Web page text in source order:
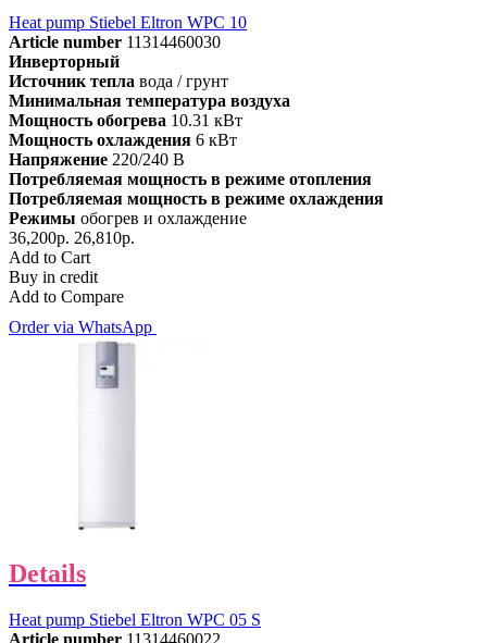
Heat pump Stiebel Eltron WPC 10
Article number 11314460030
Инверторный
Источник тепла вода / грунт
Минимальная температура воздуха
Мощность обогрева 10.31 кВт
Мощность охлаждения 6 кВт
Напряжение 220/240 В
Потребляемая мощность в режиме отопления
Потребляемая мощность в режиме охлаждения
Режимы обогрев и охлаждение
36,200р. 26,810р.
Add to Cart
Buy in credit
Add to Compare
Order via WhatsApp
Details
Heat pump Stiebel Eltron WPC 05 S
Article number 11314460022